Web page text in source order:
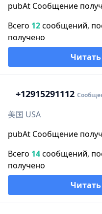
pubAt Сообщение
Всего 12сообщений,
получено
+12915291112
美国 USA
pubAt Сообщение
Всего 14сообщений,
получено